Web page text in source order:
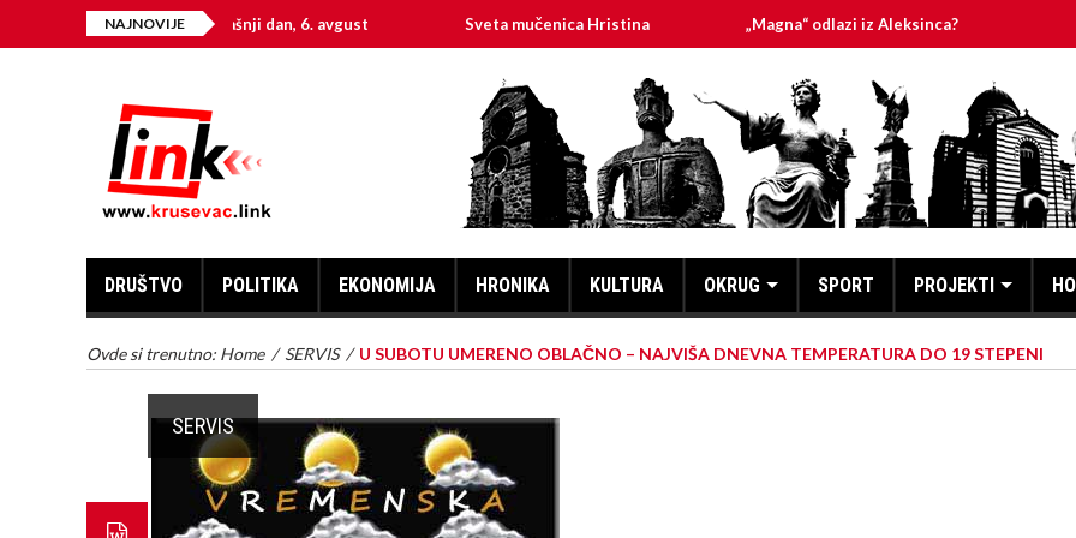
NAJNOVIJE
Na današnji dan, 6. avgust Sveta mučenica Hristina „Magna“ odlazi iz Aleksinca?
DRUŠTVO POLITIKA EKONOMIJA HRONIKA KULTURA OKRUG SPORT PROJEKTI
Ovde si trenutno: Home / SERVIS / U SUBOTU UMERENO OBLAČNO – NAJVIŠA DNEVNA TEMPERATURA DO 19 STEPENI
SERVIS